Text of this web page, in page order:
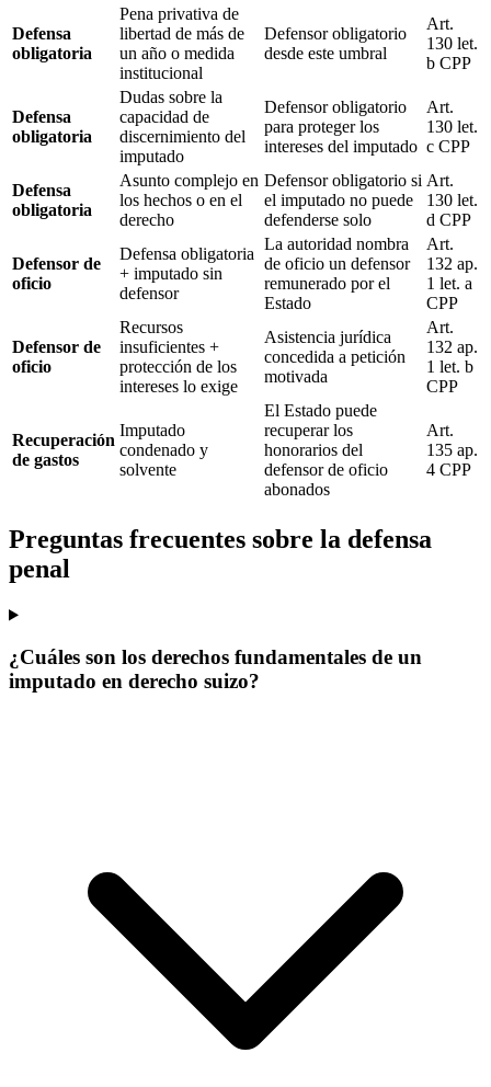
Defensa
obligatoria
Pena privativa de
libertad de más de
un año o medida
institucional
Defensor obligatorio
desde este umbral
Art.
130 let.
b CPP
Defensa
obligatoria
Dudas sobre la
capacidad de
discernimiento del
imputado
Defensor obligatorio
para proteger los
intereses del imputado
Art.
130 let.
c CPP
Defensa
obligatoria
Asunto complejo en
los hechos o en el
derecho
Defensor obligatorio si
el imputado no puede
defenderse solo
Art.
130 let.
d CPP
Defensor de
oficio
Defensa obligatoria
+ imputado sin
defensor
La autoridad nombra
de oficio un defensor
remunerado por el
Estado
Art.
132 ap.
1 let. a
CPP
Defensor de
oficio
Recursos
insuficientes +
protección de los
intereses lo exige
Asistencia jurídica
concedida a petición
motivada
Art.
132 ap.
1 let. b
CPP
Recuperación
de gastos
Imputado
condenado y
solvente
El Estado puede
recuperar los
honorarios del
defensor de oficio
abonados
Art.
135 ap.
4 CPP
Preguntas frecuentes sobre la defensa
penal
¿Cuáles son los derechos fundamentales de un
imputado en derecho suizo?